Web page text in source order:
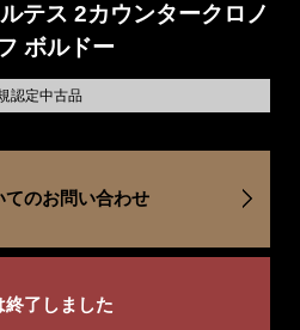
テス 2カウンタークロノ
ボルドー
認定中古品
てのお問い合わせ
終了しました